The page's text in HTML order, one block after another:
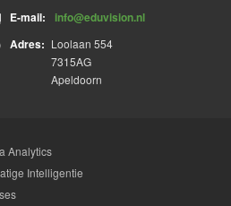
E-mail:
info@eduvision.nl
Adres: Loolaan 554
7315AG
Apeldoorn
Analytics
Intelligentie